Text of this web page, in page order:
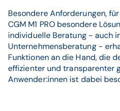
Besondere Anforderungen,
CGM M1 PRO besondere
individuelle Beratung - auch
Unternehmensberatung -
Funktionen an die Hand, die
effizienter und transparenter
Anwender:innen ist dabei